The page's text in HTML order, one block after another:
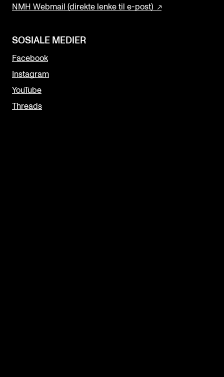
NMH Webmail (direkte lenke til e-post)
SOSIALE MEDIER
Facebook
Instagram
YouTube
Threads